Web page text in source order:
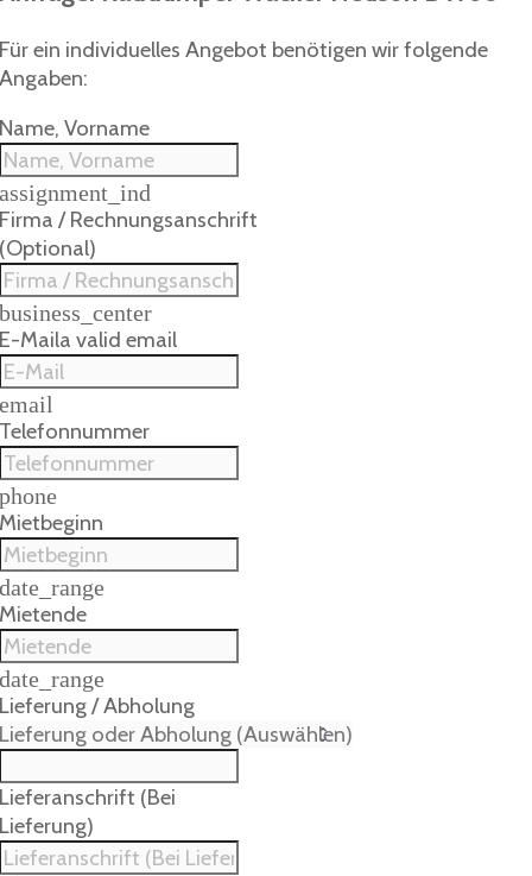
Für ein individuelles Angebot benötigen wir folgende
Angaben:
Name, Vorname
assignment_ind
Firma / Rechnungsanschrift
(Optional)
business_center
E-Maila valid email
email
Telefonnummer
phone
Mietbeginn
date_range
Mietende
date_range
Lieferung / Abholung
Lieferanschrift (Bei
Lieferung)